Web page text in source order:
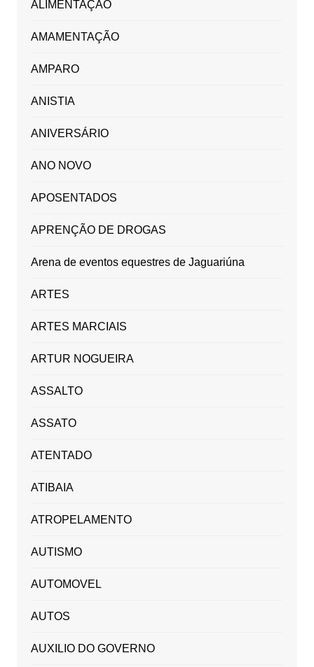
ALIMENTAÇÃO
AMAMENTAÇÃO
AMPARO
ANISTIA
ANIVERSÁRIO
ANO NOVO
APOSENTADOS
APRENÇÃO DE DROGAS
Arena de eventos equestres de Jaguariúna
ARTES
ARTES MARCIAIS
ARTUR NOGUEIRA
ASSALTO
ASSATO
ATENTADO
ATIBAIA
ATROPELAMENTO
AUTISMO
AUTOMOVEL
AUTOS
AUXILIO DO GOVERNO